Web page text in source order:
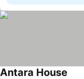
Antara House